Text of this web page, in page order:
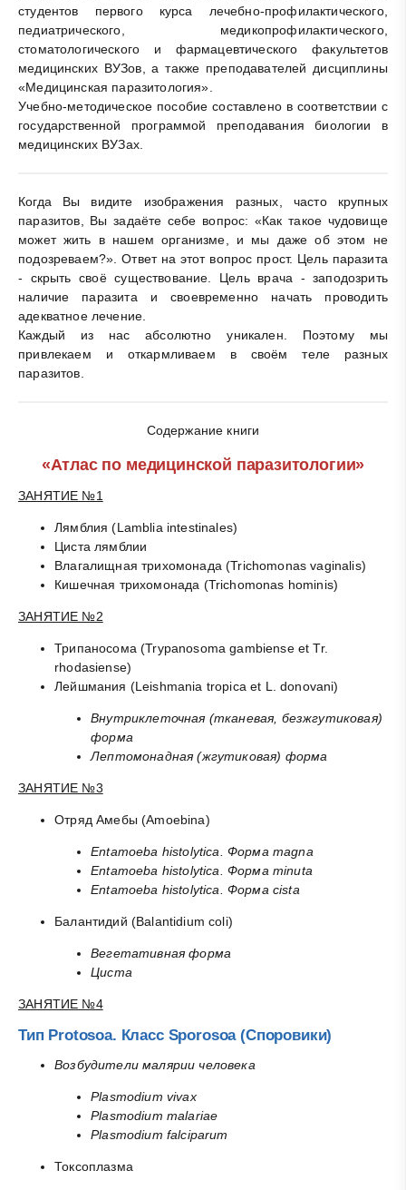
студентов первого курса лечебно-профилактического,
педиатрического, медикопрофилактического,
стоматологического и фармацевтического факультетов
медицинских ВУЗов, а также преподавателей дисциплины
«Медицинская паразитология».
Учебно-методическое пособие составлено в соответствии с
государственной программой преподавания биологии в
медицинских ВУЗах.
Когда Вы видите изображения разных, часто крупных
паразитов, Вы задаёте себе вопрос: «Как такое чудовище
может жить в нашем организме, и мы даже об этом не
подозреваем?». Ответ на этот вопрос прост. Цель паразита
- скрыть своё существование. Цель врача - заподозрить
наличие паразита и своевременно начать проводить
адекватное лечение.
Каждый из нас абсолютно уникален. Поэтому мы
привлекаем и откармливаем в своём теле разных
паразитов.
Содержание книги
«Атлас по медицинской паразитологии»
ЗАНЯТИЕ №1
Лямблия (Lamblia intestinales)
Циста лямблии
Влагалищная трихомонада (Trichomonas vaginalis)
Кишечная трихомонада (Trichomonas hominis)
ЗАНЯТИЕ №2
Трипаносома (Trypanosoma gambiense et Tr.
rhodasiense)
Лейшмания (Leishmania tropica et L. donovani)
Внутриклеточная (тканевая, безжгутиковая)
форма
Лептомонадная (жгутиковая) форма
ЗАНЯТИЕ №3
Отряд Амебы (Amoebina)
Entamoeba histolytica. Форма magna
Entamoeba histolytica. Форма minuta
Entamoeba histolytica. Форма cista
Балантидий (Balantidium coli)
Вегетативная форма
Циста
ЗАНЯТИЕ №4
Тип Protosoa. Класс Sporosoa (Споровики)
Возбудители малярии человека
Plasmodium vivax
Plasmodium malariae
Plasmodium falciparum
Токсоплазма